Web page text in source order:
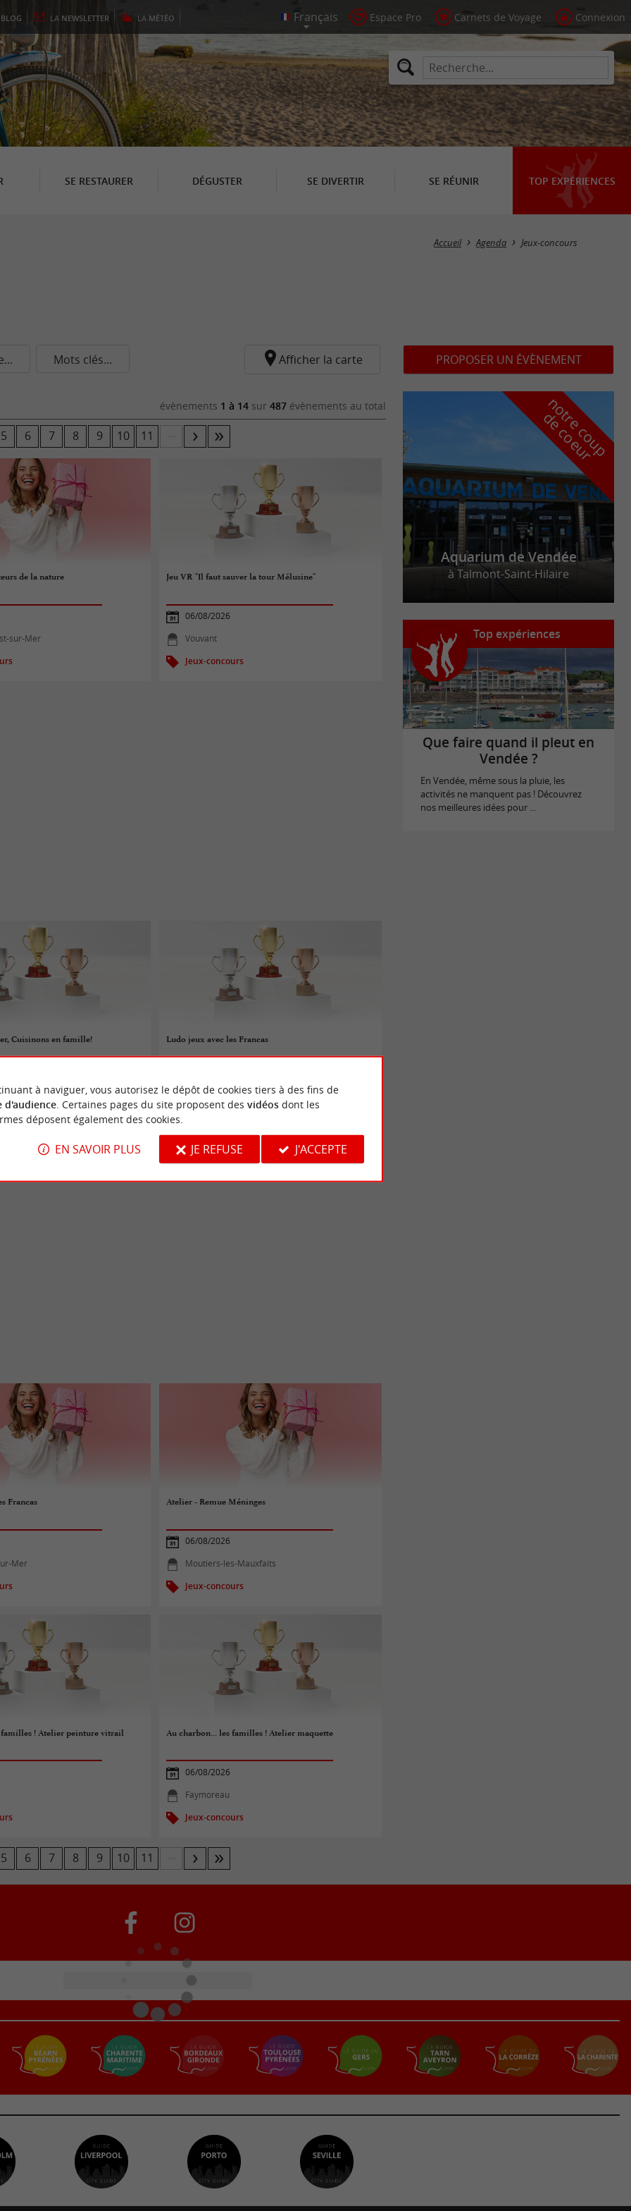
BLOG LA NEWSLETTER LA MÉTÉO Espace Pro Carnets de Voyage Connexion
SE RESTAURER DÉGUSTER SE DIVERTIR SE RÉUNIR TOP EXPÉRIENCES
Masquer la carte
Accueil Agenda Jeux-concours
Mots clés... Afficher la carte
évènements 1 à 14 sur 487 évènements au total
5 6 7 8 9 10 11
de la nature
sur-Mer
Jeu VR "Il faut sauver la tour Mélusine"
06/08/2026
Vouvant
Jeux-concours
Cuisinons en famille!
en-l'Herm
Ludo jeux avec les Francas
L'Aiguillon-sur-Mer
Francas
Mer
Atelier - Remue Méninges
06/08/2026
Moutiers-les-Mauxfaits
Jeux-concours
familles ! Atelier peinture vitrail Au charbon... les familles ! Atelier maquette
06/08/2026
Faymoreau
Jeux-concours
5 6 7 8 9 10 11
PROPOSER UN ÉVÈNEMENT
n
o
t
r
e
c
o
u
p
d
e
c
o
e
u
r
Aquarium de Vendée
à Talmont-Saint-Hilaire
Top expériences
Que faire quand il pleut en
Vendée ?
En Vendée, même sous la pluie, les
activités ne manquent pas ! Découvrez
nos meilleures idées pour ...
à naviguer, vous autorisez le dépôt de cookies tiers à des fins de
d'audience. Certaines pages du site proposent des vidéosdont les
déposent également des cookies.
EN SAVOIR PLUS JE REFUSE J'ACCEPTE